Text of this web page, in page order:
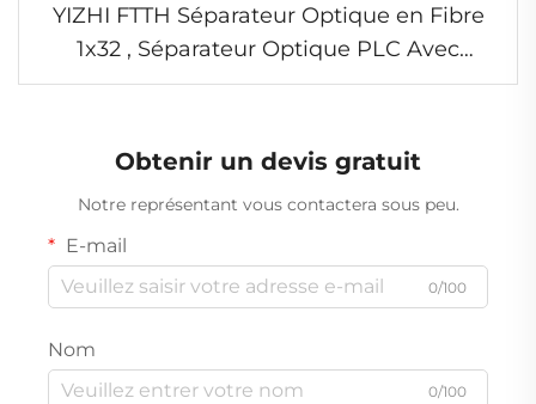
YIZHI FTTH Séparateur Optique en Fibre
1x32 , Séparateur Optique PLC Avec
Connecteurs SC
Obtenir un devis gratuit
Notre représentant vous contactera sous peu.
E-mail
0/100
Nom
0/100